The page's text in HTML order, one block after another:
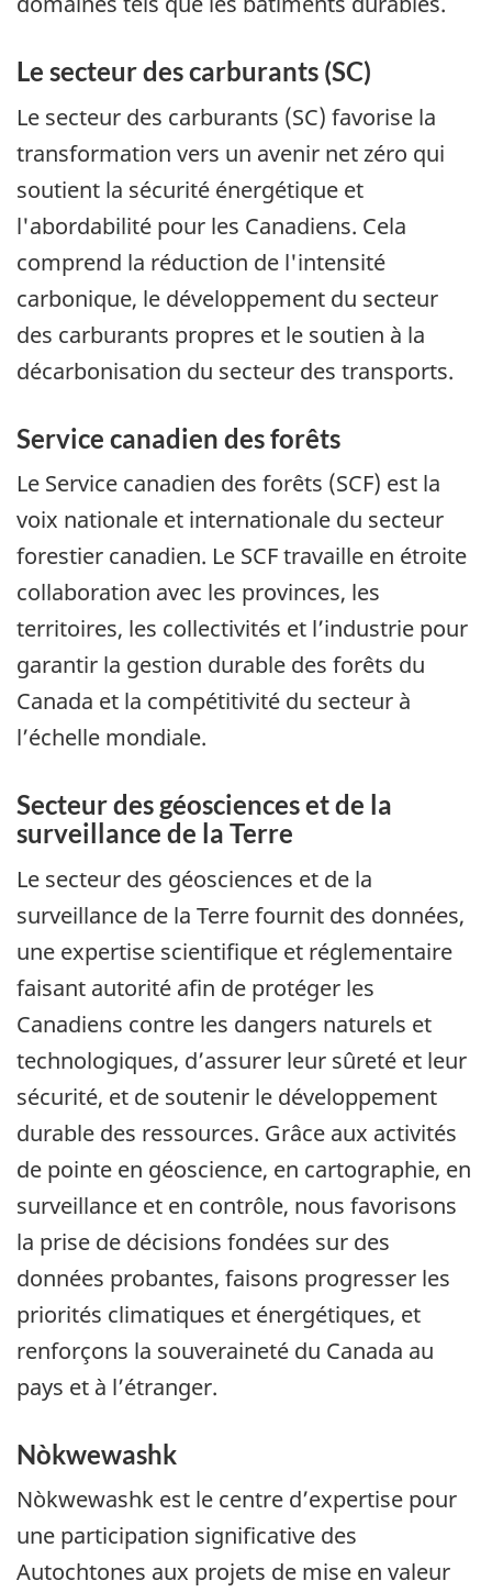
Le secteur des carburants (SC)
Le secteur des carburants (SC) favorise la
transformation vers un avenir net zéro qui
soutient la sécurité énergétique et
l'abordabilité pour les Canadiens. Cela
comprend la réduction de l'intensité
carbonique, le développement du secteur
des carburants propres et le soutien à la
décarbonisation du secteur des transports.
Service canadien des forêts
Le Service canadien des forêts (SCF) est la
voix nationale et internationale du secteur
forestier canadien. Le SCF travaille en étroite
collaboration avec les provinces, les
territoires, les collectivités et l’industrie pour
garantir la gestion durable des forêts du
Canada et la compétitivité du secteur à
l’échelle mondiale.
Secteur des géosciences et de la
surveillance de la Terre
Le secteur des géosciences et de la
surveillance de la Terre fournit des données,
une expertise scientifique et réglementaire
faisant autorité afin de protéger les
Canadiens contre les dangers naturels et
technologiques, d’assurer leur sûreté et leur
sécurité, et de soutenir le développement
durable des ressources. Grâce aux activités
de pointe en géoscience, en cartographie, en
surveillance et en contrôle, nous favorisons
la prise de décisions fondées sur des
données probantes, faisons progresser les
priorités climatiques et énergétiques, et
renforçons la souveraineté du Canada au
pays et à l’étranger.
Nòkwewashk
Nòkwewashk est le centre d’expertise pour
une participation significative des
Autochtones aux projets de mise en valeur